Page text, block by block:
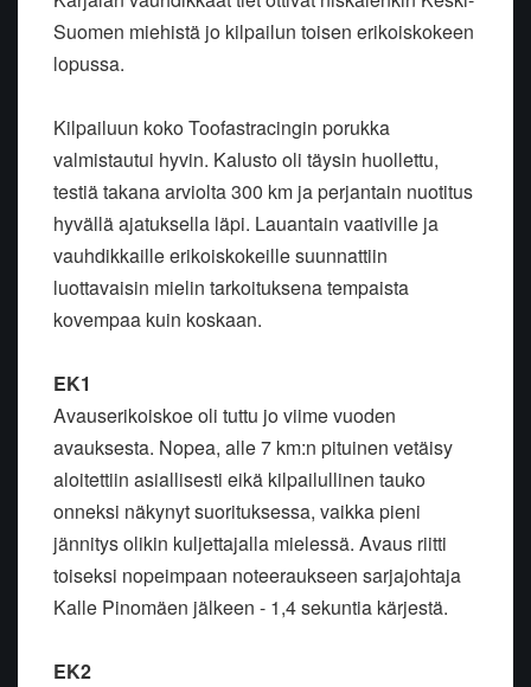
Suomen miehistä jo kilpailun toisen erikoiskokeen
lopussa.
Kilpailuun koko Toofastracingin porukka
valmistautui hyvin. Kalusto oli täysin huollettu,
testiä takana arviolta 300 km ja perjantain nuotitus
hyvällä ajatuksella läpi. Lauantain vaativille ja
vauhdikkaille erikoiskokeille suunnattiin
luottavaisin mielin tarkoituksena tempaista
kovempaa kuin koskaan.
EK1
Avauserikoiskoe oli tuttu jo viime vuoden
avauksesta. Nopea, alle 7 km:n pituinen vetäisy
aloitettiin asiallisesti eikä kilpailullinen tauko
onneksi näkynyt suorituksessa, vaikka pieni
jännitys olikin kuljettajalla mielessä. Avaus riitti
toiseksi nopeimpaan noteeraukseen sarjajohtaja
Kalle Pinomäen jälkeen - 1,4 sekuntia kärjestä.
EK2